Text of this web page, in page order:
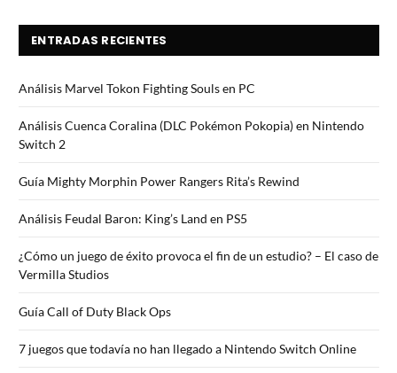
ENTRADAS RECIENTES
Análisis Marvel Tokon Fighting Souls en PC
Análisis Cuenca Coralina (DLC Pokémon Pokopia) en Nintendo
Switch 2
Guía Mighty Morphin Power Rangers Rita’s Rewind
Análisis Feudal Baron: King’s Land en PS5
¿Cómo un juego de éxito provoca el fin de un estudio? – El caso de
Vermilla Studios
Guía Call of Duty Black Ops
7 juegos que todavía no han llegado a Nintendo Switch Online